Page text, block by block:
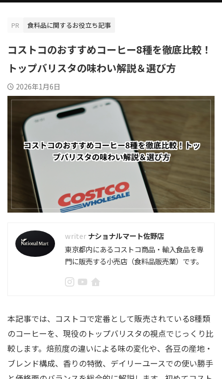
PR 食料品に関するお役立ち記事
コストコのおすすめコーヒー8種を徹底比較！
トップバリスタの味わい解説＆選び方
2026年1月6日
ナショナルマート佐野店
東京都内にあるコストコ商品・輸入食品を専
門に販売する小売店（食料品販売業）です。
本記事では、コストコで定番として販売されている8種類
のコーヒーを、現役のトップバリスタの視点でじっくり比
較します。焙煎度の違いによる味の変化や、各豆の産地・
ブレンド構成、香りの特徴、デイリーユースでの使い勝手